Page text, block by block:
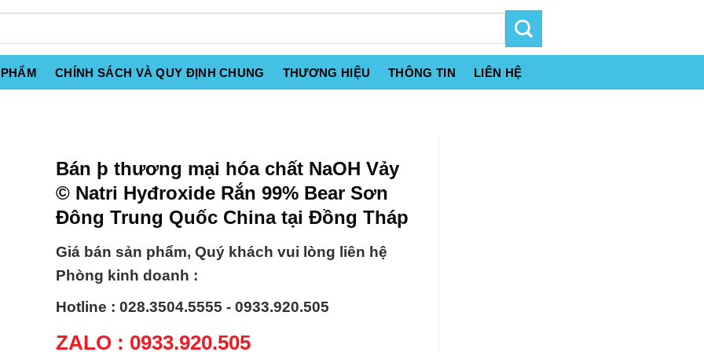
CHÍNH SÁCH VÀ QUY ĐỊNH CHUNG THƯƠNG HIỆU THÔNG TIN LIÊN HỆ
Bán þ thương mại hóa chất NaOH Vảy
© Natri Hyđroxide Rắn 99% Bear Sơn
Đông Trung Quốc China tại Đồng Tháp
Giá bán sản phẩm, Quý khách vui lòng liên hệ
Phòng kinh doanh :
Hotline : 028.3504.5555 - 0933.920.505
ZALO : 0933.920.505